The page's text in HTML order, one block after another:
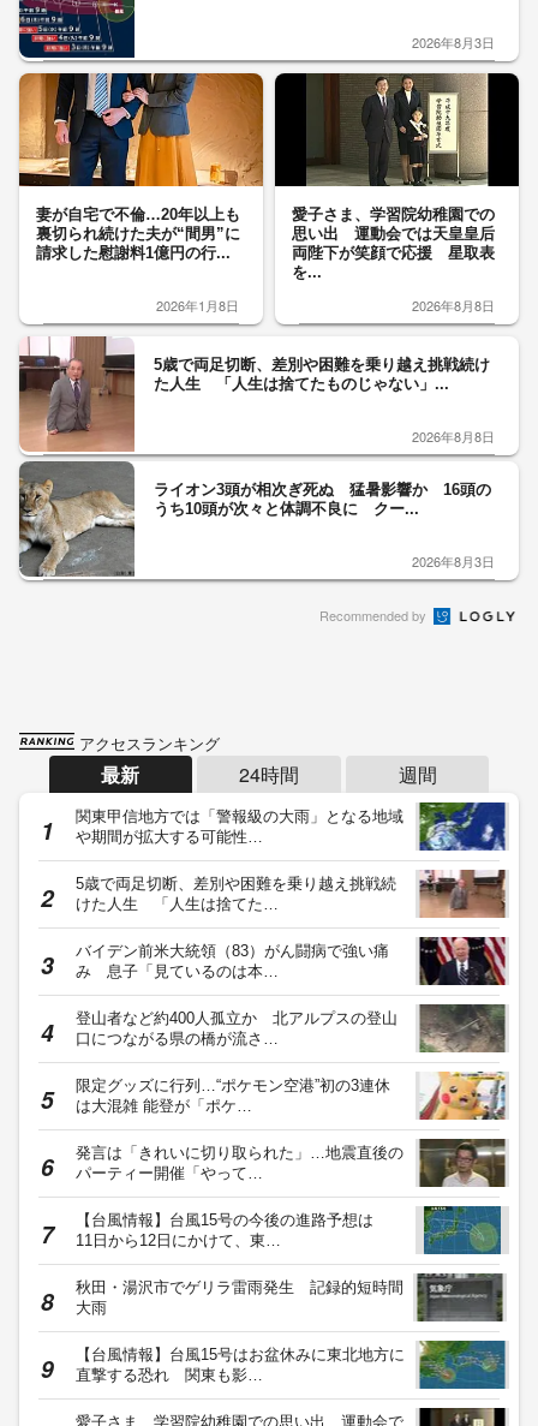
2026年8月3日
妻が自宅で不倫…20年以上も
裏切られ続けた夫が“間男”に
請求した慰謝料1億円の行...
2026年1月8日
愛子さま、学習院幼稚園での
思い出 運動会では天皇皇后
両陛下が笑顔で応援 星取表
を...
2026年8月8日
5歳で両足切断、差別や困難を乗り越え挑戦続け
た人生 「人生は捨てたものじゃない」...
2026年8月8日
ライオン3頭が相次ぎ死ぬ 猛暑影響か 16頭の
うち10頭が次々と体調不良に クー...
2026年8月3日
Recommended by
アクセスランキング
最新 24時間 週間
関東甲信地方では「警報級の大雨」となる地域
や期間が拡大する可能性…
5歳で両足切断、差別や困難を乗り越え挑戦続
けた人生 「人生は捨てた…
バイデン前米大統領（83）がん闘病で強い痛
み 息子「見ているのは本…
登山者など約400人孤立か 北アルプスの登山
口につながる県の橋が流さ…
限定グッズに行列…“ポケモン空港”初の3連休
は大混雑 能登が「ポケ…
発言は「きれいに切り取られた」…地震直後の
パーティー開催「やって…
【台風情報】台風15号の今後の進路予想は
11日から12日にかけて、東…
秋田・湯沢市でゲリラ雷雨発生 記録的短時間
大雨
【台風情報】台風15号はお盆休みに東北地方に
直撃する恐れ 関東も影…
愛子さま、学習院幼稚園での思い出 運動会で